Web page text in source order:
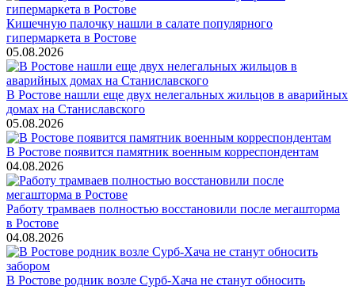
Кишечную палочку нашли в салате популярного
гипермаркета в Ростове
05.08.2026
В Ростове нашли еще двух нелегальных жильцов в аварийных
домах на Станиславского
05.08.2026
В Ростове появится памятник военным корреспондентам
04.08.2026
Работу трамваев полностью восстановили после мегашторма
в Ростове
04.08.2026
В Ростове родник возле Сурб-Хача не станут обносить